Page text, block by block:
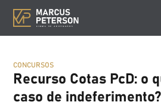
CONCURSOS
Recurso Cotas PcD: o
caso de indeferimento?